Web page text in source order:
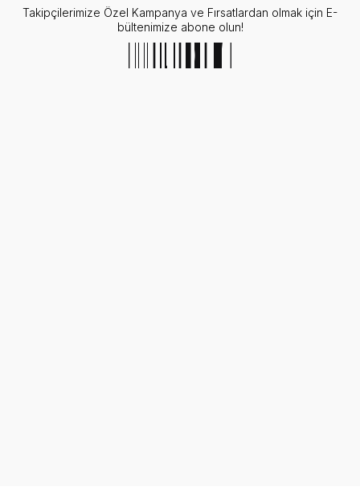
Takipçilerimize Özel Kampanya ve Fırsatlardan olmak için E-
bültenimize abone olun!